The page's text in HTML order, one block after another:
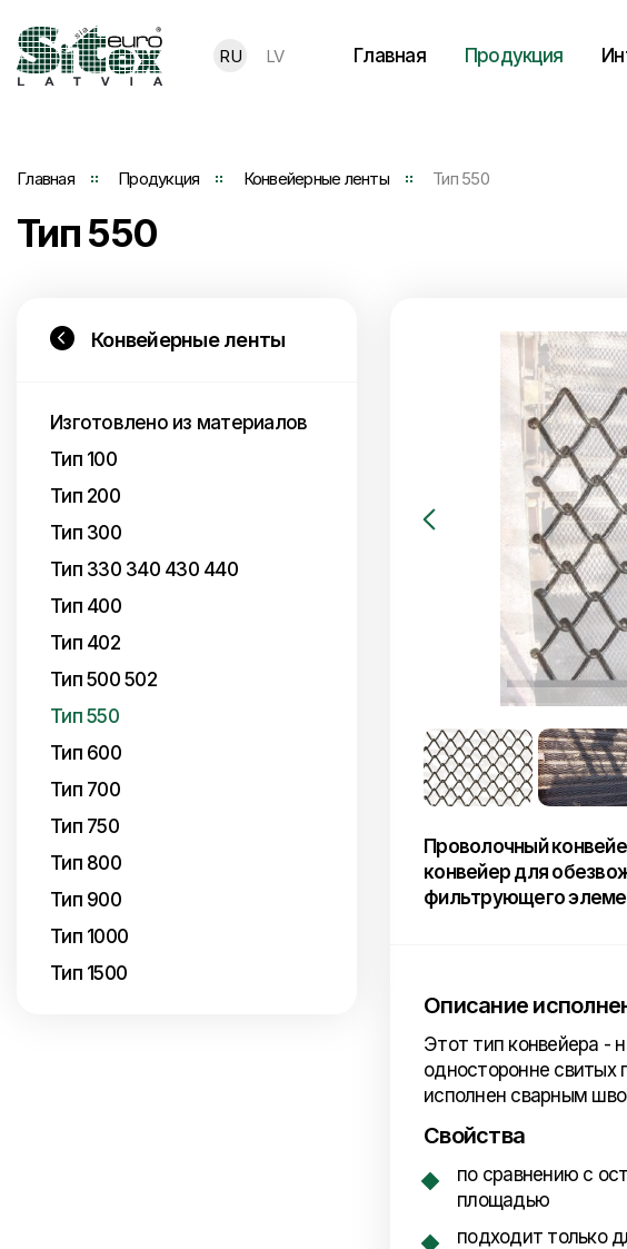
RU LV Главная Продукция
Главная Продукция Конвейерные ленты Тип 550
Тип 550
Конвейерные ленты
Изготовлено из материалов
Тип 100
Тип 200
Тип 300
Тип 330 340 430 440
Тип 400
Тип 402
Тип 500 502
Тип 550
Тип 600
Тип 700
Тип 750
Тип 800
Тип 900
Тип 1000
Тип 1500
Проволочный
конвейер для
фильтрующего
Описание
Этот тип конвейера -
односторонне свитых
исполнен сварным
Свойства
по сравнению с
площадью
подходит только